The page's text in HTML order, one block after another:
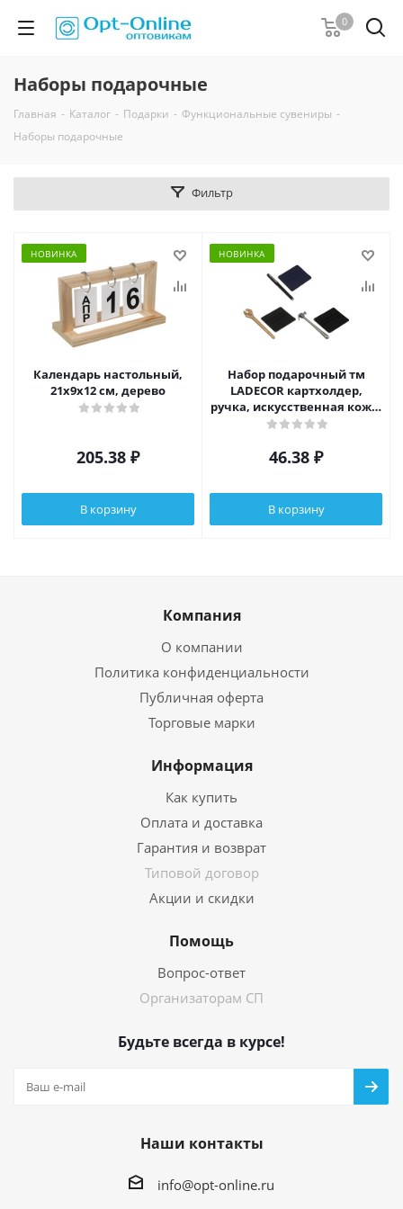
0
Наборы подарочные
Главная - Каталог - Подарки - Функциональные сувениры -
Наборы подарочные
Фильтр
НОВИНКА
Календарь настольный,
21x9x12 см, дерево
205.38 ₽
В корзину
НОВИНКА
Набор подарочный тм
LADECOR картхолдер,
ручка, искусственная кожа,
пластик, 3 вида
46.38 ₽
В корзину
Компания
О компании
Политика конфиденциальности
Публичная оферта
Торговые марки
Информация
Как купить
Оплата и доставка
Гарантия и возврат
Типовой договор
Акции и скидки
Помощь
Вопрос-ответ
Организаторам СП
Будьте всегда в курсе!
Наши контакты
info@opt-online.ru